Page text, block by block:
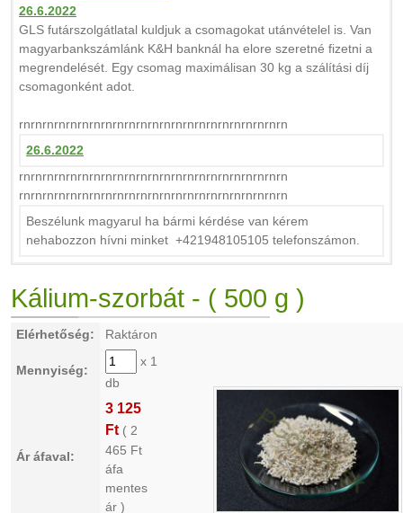
26.6.2022
GLS futárszolgátlatal kuldjuk a csomagokat utánvételel is. Van
magyarbankszámlánk K&H banknál ha elore szeretné fizetni a
megrendelését. Egy csomag maximálisan 30 kg a szálítási díj
csomagonként adot.
rnrnrnrnrnrnrnrnrnrnrnrnrnrnrnrnrnrnrnrnrnrnrn
26.6.2022
rnrnrnrnrnrnrnrnrnrnrnrnrnrnrnrnrnrnrnrnrnrnrn
rnrnrnrnrnrnrnrnrnrnrnrnrnrnrnrnrnrnrnrnrnrnrn
Beszélunk magyarul ha bármi kérdése van kérem
nehabozzon hívni minket +421948105105 telefonszámon.
Kálium-szorbát - ( 500 g )
Elérhetőség: Raktáron
Mennyiség:
x 1
db
Ár áfaval:
3 125
Ft ( 2
465 Ft
áfa
mentes
ár )